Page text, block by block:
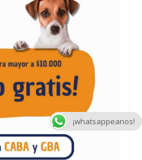
¡whatsappeanos!